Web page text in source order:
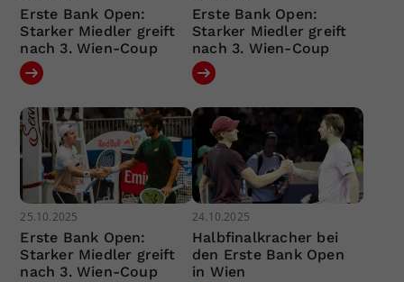
Erste Bank Open:
Starker Miedler greift
nach 3. Wien-Coup
Erste Bank Open:
Starker Miedler greift
nach 3. Wien-Coup
25.10.2025
Erste Bank Open:
Starker Miedler greift
nach 3. Wien-Coup
24.10.2025
Halbfinalkracher bei
den Erste Bank Open
in Wien